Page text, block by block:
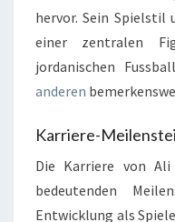
hervor. Sein Spielstil
einer zentralen
jordanischen
anderen
Karriere-
Die Karriere von
bedeutenden
Entwicklung als